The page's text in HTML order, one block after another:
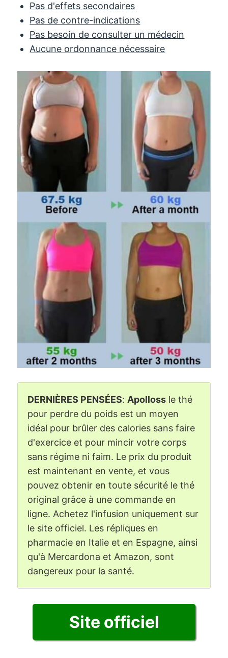
Pas d'effets secondaires
Pas de contre-indications
Pas besoin de consulter un médecin
Aucune ordonnance nécessaire
DERNIÈRES PENSÉES:Apolloss le thé
pour perdre du poids est un moyen
idéal pour brûler des calories sans faire
d'exercice et pour mincir votre corps
sans régime ni faim. Le prix du produit
est maintenant en vente, et vous
pouvez obtenir en toute sécurité le thé
original grâce à une commande en
ligne. Achetez l'infusion uniquement sur
le site officiel. Les répliques en
pharmacie en Italie et en Espagne, ainsi
qu'à Mercardona et Amazon, sont
dangereux pour la santé.
Site officiel